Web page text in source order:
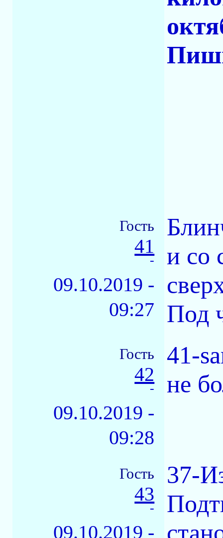
Гость
41
-
09.10.2019 -
09:27
и со
Под
Гость
42
-
09.10.2019 -
09:28
41-
не
Гость
43
-
09.10.2019 -
37-